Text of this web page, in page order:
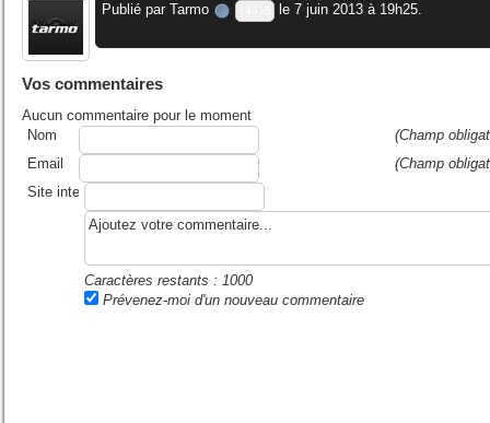
Publié par Tarmo le 7 juin 2013 à 19h25.
Vos commentaires
Aucun commentaire pour le moment
Nom
(Champ
Email
(Champ
Site internet ou blog
Caractères restants : 1000
Prévenez-moi d'un nouveau commentaire